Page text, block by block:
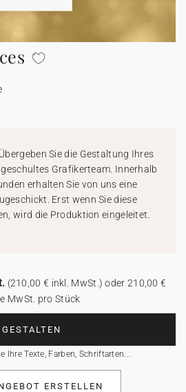
Übergeben Sie die Gestaltung Ihres
Grafikerteam. Innerhalb
erhalten Sie von uns eine
Erst wenn Sie diese
wird die Produktion eingeleitet.
GESTALTEN
Ihre Texte, Farben, Schriftarten...
(210,00 € inkl. MwSt.) oder 210,00 €
MwSt. pro Stück
ERSTELLEN